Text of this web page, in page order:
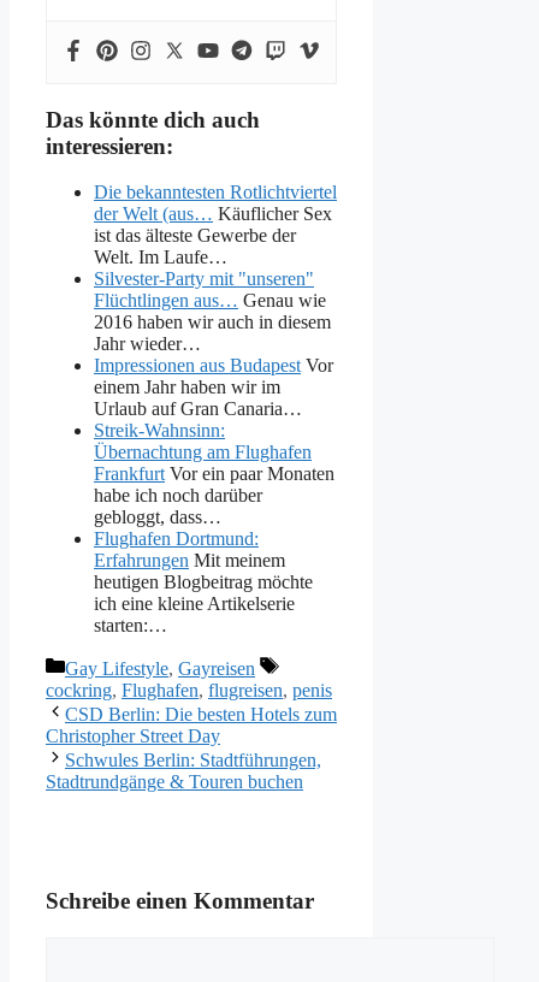
Das könnte dich auch
interessieren:
Die bekanntesten Rotlichtviertel
der Welt (aus… Käuflicher Sex
ist das älteste Gewerbe der
Welt. Im Laufe…
Silvester-Party mit "unseren"
Flüchtlingen aus… Genau wie
2016 haben wir auch in diesem
Jahr wieder…
Impressionen aus Budapest Vor
einem Jahr haben wir im
Urlaub auf Gran Canaria…
Streik-Wahnsinn:
Übernachtung am Flughafen
Frankfurt Vor ein paar Monaten
habe ich noch darüber
gebloggt, dass…
Flughafen Dortmund:
Erfahrungen Mit meinem
heutigen Blogbeitrag möchte
ich eine kleine Artikelserie
starten:…
Kategorien
Gay Lifestyle, Gayreisen
Schlagwörter
cockring, Flughafen, flugreisen, penis
CSD Berlin: Die besten Hotels zum
Christopher Street Day
Schwules Berlin: Stadtführungen,
Stadtrundgänge & Touren buchen
Schreibe einen Kommentar